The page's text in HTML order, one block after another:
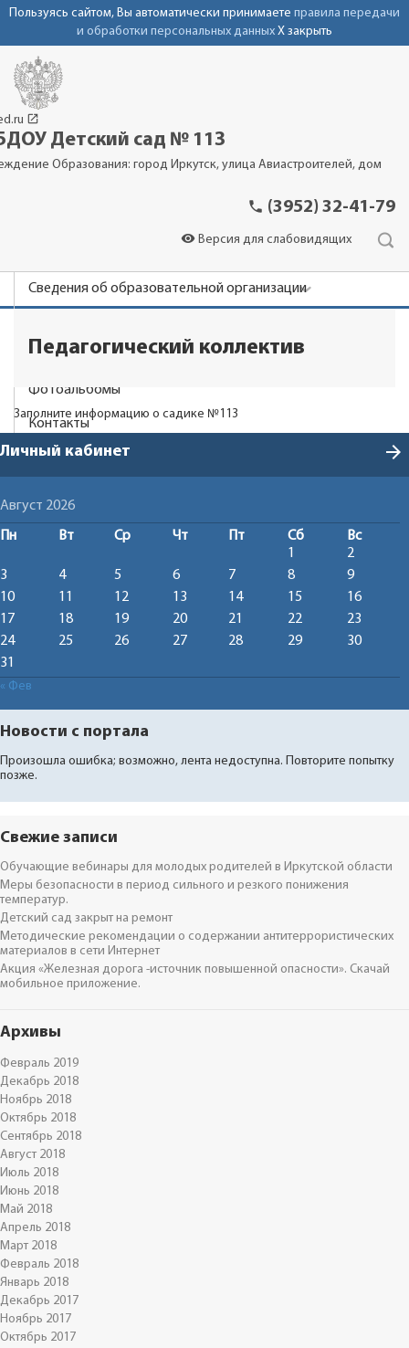
Пользуясь сайтом, Вы автоматически принимаете правила передачи
и обработки персональных данных X закрыть
launch
Детский сад № 113
Образования: город Иркутск, улица Авиастроителей, дом
phone (3952) 32-41-79
visibility Версия для слабовидящих
Сведения об образовательной организации
Родителям
Фотоальбомы
Контакты
Педагогический коллектив
Заполните информацию о садике №113
Личный кабинет arrow_forward
Август 2026
Пн Вт Ср Чт Пт Сб
Вс
1
2
3
4 5 6 7 8
9
10
11 12 13 14 15
16
17
18 19 20 21 22
23
24
25 26 27 28 29
30
31
« Фев
Новости с портала
Произошла ошибка; возможно, лента недоступна. Повторите попытку
позже.
Свежие записи
Обучающие вебинары для молодых родителей в Иркутской области
Меры безопасности в период сильного и резкого понижения
температур.
Детский сад закрыт на ремонт
Методические рекомендации о содержании антитеррористических
материалов в сети Интернет
Акция «Железная дорога -источник повышенной опасности». Скачай
мобильное приложение.
Архивы
Февраль 2019
Декабрь 2018
Ноябрь 2018
Октябрь 2018
Сентябрь 2018
Август 2018
Июль 2018
Июнь 2018
Май 2018
Апрель 2018
Март 2018
Февраль 2018
Январь 2018
Декабрь 2017
Ноябрь 2017
Октябрь 2017